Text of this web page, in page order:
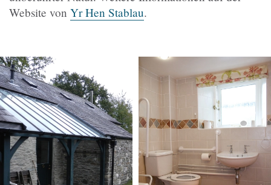
Website von Yr Hen Stablau.